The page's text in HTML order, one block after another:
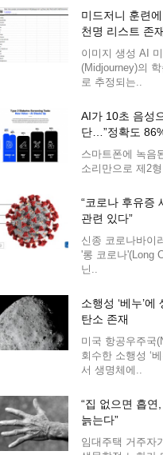
미드저니 훈련
천명 리스트 존재
이미지 생성 AI
(Midjourney)의
로 추정되는..
AI가 10초 음성
단…”정확도
스마트폰에 녹음
소리만으로 제2
“코로나 후유증
관련 있다”
신종 코로나바이
'롱 코로나'(Long
닌..
소행성 ‘베누’에
탄소 존재
미국 항공우주국
회수한 소행성 ‘
서 생명체에..
“집 없으면 흡연
늙는다”
임대주택 거주자